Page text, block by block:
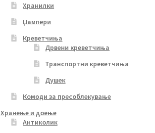
Хранилки
Џампери
Креветчиња
Дрвени креветчиња
Транспортни креветчиња
Душек
Комоди за пресоблекување
Хранење и доење
Антиколик